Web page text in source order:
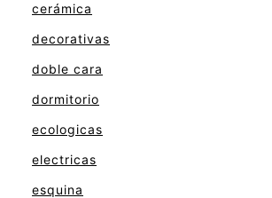
cerámica
decorativas
doble cara
dormitorio
ecologicas
electricas
esquina